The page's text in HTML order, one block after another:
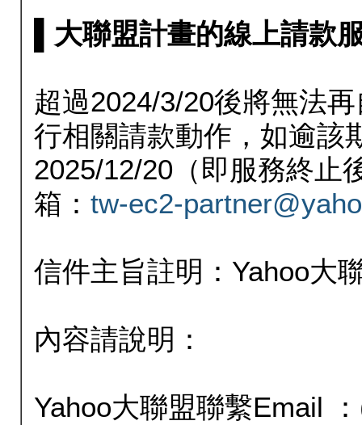
▌大聯盟計畫的線上請款
超過2024/3/20後將無法
行相關請款動作，如逾該
2025/12/20（即服務終止
箱： tw-ec2-
信件主旨註明：Yahoo大
內容請說明：
Yahoo大聯盟聯繫Email